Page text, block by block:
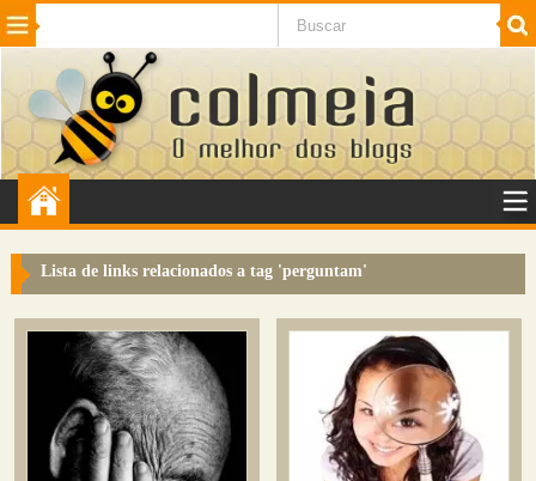
Beleza Cinema e TV
Internet Jogos NotÃ­cias SaÃºde
VeÃ­culos Adulto
Sugerir Link
Colmeia Exchange
Perguntas Frequentes
Sobre
Lista de links relacionados a tag 'perguntam'